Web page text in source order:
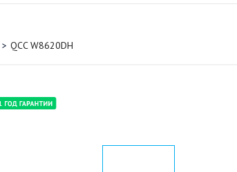
QCC W8620DH